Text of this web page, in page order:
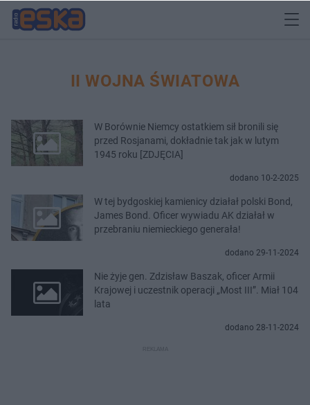
II WOJNA ŚWIATOWA
W Borównie Niemcy ostatkiem sił bronili się
przed Rosjanami, dokładnie tak jak w lutym
1945 roku [ZDJĘCIA]
dodano 10-2-2025
W tej bydgoskiej kamienicy działał polski Bond,
James Bond. Oficer wywiadu AK działał w
przebraniu niemieckiego generała!
dodano 29-11-2024
Nie żyje gen. Zdzisław Baszak, oficer Armii
Krajowej i uczestnik operacji „Most III”. Miał 104
lata
dodano 28-11-2024